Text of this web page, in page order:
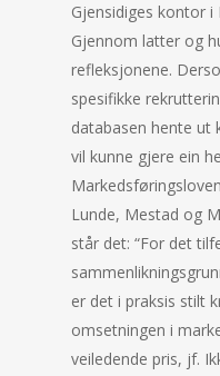
Gjensidiges kontor
Gjennom latter og
refleksjonene.
spesifikke
databasen hente ut
vil kunne gjere ein
Lunde, Mestad og
står det: “For det
er det i praksis stilt
omsetningen i
veiledende pris, jf.